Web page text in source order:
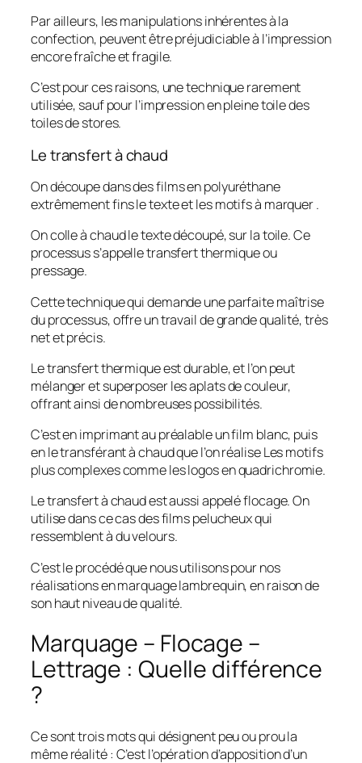
Par ailleurs, les manipulations inhérentes à la
confection, peuvent être préjudiciable à l’impression
encore fraîche et fragile.
C’est pour ces raisons, une technique rarement
utilisée, sauf pour l’impression en pleine toile des
toiles de stores.
Le transfert à chaud
On découpe dans des films en polyuréthane
extrêmement fins le texte et les motifs à marquer .
On colle à chaud le texte découpé, sur la toile. Ce
processus s’appelle transfert thermique ou
pressage.
Cette technique qui demande une parfaite maîtrise
du processus, offre un travail de grande qualité, très
net et précis.
Le transfert thermique est durable, et l’on peut
mélanger et superposer les aplats de couleur,
offrant ainsi de nombreuses possibilités.
C’est en imprimant au préalable un film blanc, puis
en le transférant à chaud que l’on réalise Les motifs
plus complexes comme les logos en quadrichromie.
Le transfert à chaud est aussi appelé flocage. On
utilise dans ce cas des films pelucheux qui
ressemblent à du velours.
C’est le procédé que nous utilisons pour nos
réalisations en marquage lambrequin, en raison de
son haut niveau de qualité.
Marquage – Flocage –
Lettrage : Quelle différence
?
Ce sont trois mots qui désignent peu ou prou la
même réalité : C’est l’opération d’apposition d’un